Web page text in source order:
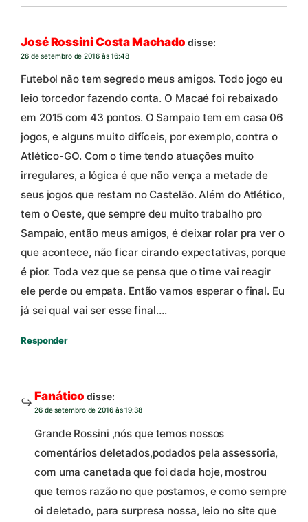
José Rossini Costa Machado disse:
26 de setembro de 2016 às 16:48
Futebol não tem segredo meus amigos. Todo jogo eu
leio torcedor fazendo conta. O Macaé foi rebaixado
em 2015 com 43 pontos. O Sampaio tem em casa 06
jogos, e alguns muito difíceis, por exemplo, contra o
Atlético-GO. Com o time tendo atuações muito
irregulares, a lógica é que não vença a metade de
seus jogos que restam no Castelão. Além do Atlético,
tem o Oeste, que sempre deu muito trabalho pro
Sampaio, então meus amigos, é deixar rolar pra ver o
que acontece, não ficar cirando expectativas, porque
é pior. Toda vez que se pensa que o time vai reagir
ele perde ou empata. Então vamos esperar o final. Eu
já sei qual vai ser esse final….
Responder
Fanático disse:
26 de setembro de 2016 às 19:38
Grande Rossini ,nós que temos nossos
comentários deletados,podados pela assessoria,
com uma canetada que foi dada hoje, mostrou
que temos razão no que postamos, e como sempre
oi deletado, para surpresa nossa, leio no site que